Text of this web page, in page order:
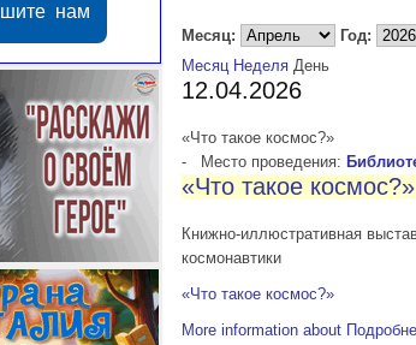
Напишите нам
Месяц: Год:
Месяц Неделя День
12.04.2026
«Что такое космос?»
-
Место проведения:
«Что такое космос?»
Книжно-иллюстративная
космонавтики
«Что такое космос?»
More information about